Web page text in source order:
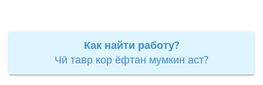
Как найти работу?
Чӣ тавр кор ёфтан мумкин аст?